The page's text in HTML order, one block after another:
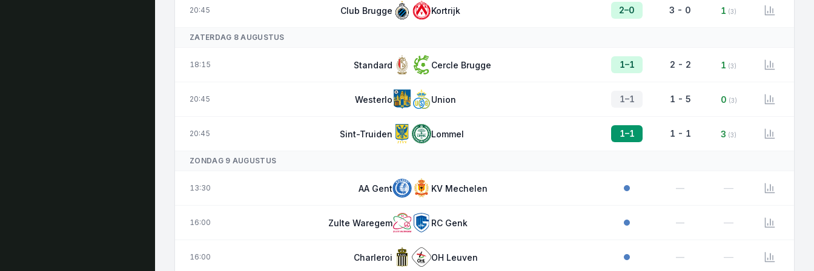
20:45 Club Brugge Kortrijk 2–0 3 - 0 1 (3)
ZATERDAG 8 AUGUSTUS
18:15 Standard Cercle Brugge 1–1 2 - 2 1 (3)
20:45 Westerlo Union 1–1 1 - 5 0 (3)
20:45 Sint-Truiden Lommel 1–1 1 - 1 3 (3)
ZONDAG 9 AUGUSTUS
13:30 AA Gent KV Mechelen — —
16:00 Zulte Waregem RC Genk — —
16:00 Charleroi OH Leuven — —